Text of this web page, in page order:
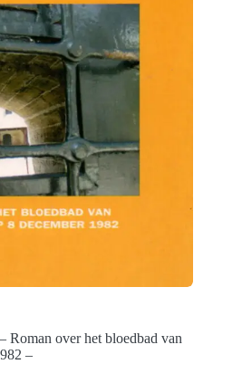
Roman over het bloedbad van
–